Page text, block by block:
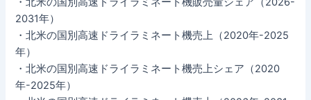
2031年）
・北米の国別高速ドライラミネート機売上（2020年-2025
年）
・北米の国別高速ドライラミネート機売上シェア（2020
年-2025年）